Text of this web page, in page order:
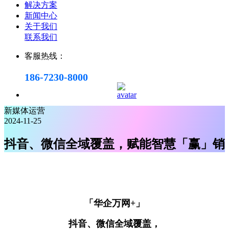
解决方案
新闻中心
关于我们
联系我们
客服热线：
186-7230-8000
新媒体运营
2024-11-25
抖音、微信全域覆盖，赋能智慧「赢」销
「华企万网+」
抖音、微信全域覆盖，